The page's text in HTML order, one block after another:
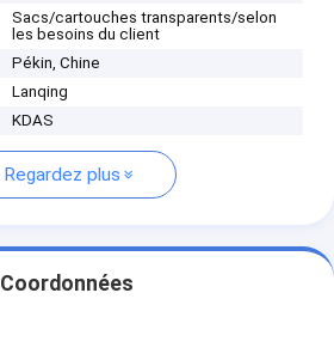
Sacs/cartouches transparents/selon
les besoins du client
Pékin, Chine
Lanqing
KDAS
Regardez plus
Coordonnées